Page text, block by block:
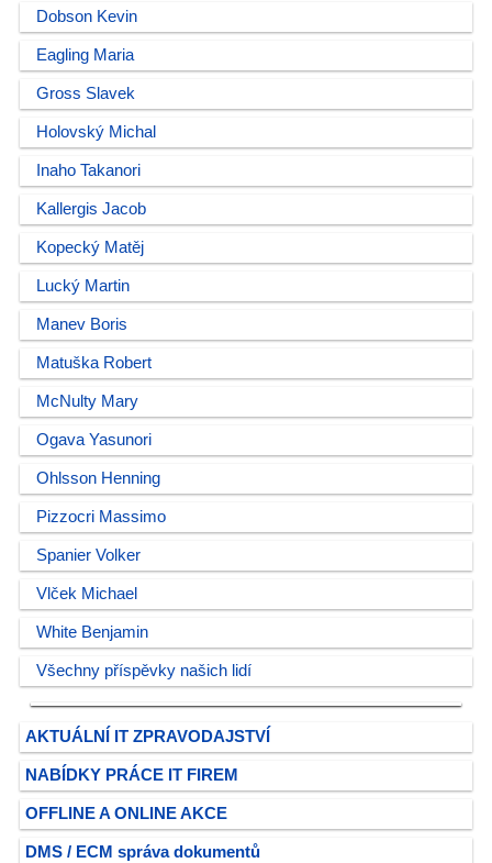
Dobson Kevin
Eagling Maria
Gross Slavek
Holovský Michal
Inaho Takanori
Kallergis Jacob
Kopecký Matěj
Lucký Martin
Manev Boris
Matuška Robert
McNulty Mary
Ogava Yasunori
Ohlsson Henning
Pizzocri Massimo
Spanier Volker
Vlček Michael
White Benjamin
Všechny příspěvky našich lidí
AKTUÁLNÍ IT ZPRAVODAJSTVÍ
NABÍDKY PRÁCE IT FIREM
OFFLINE A ONLINE AKCE
DMS / ECM správa dokumentů